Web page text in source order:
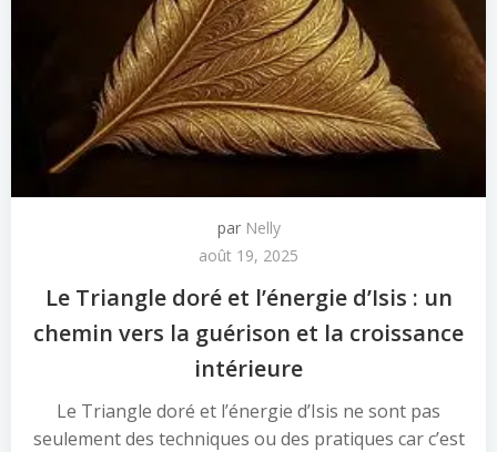
par Nelly
août 19, 2025
Le Triangle doré et l’énergie d’Isis : un
chemin vers la guérison et la croissance
intérieure
Le Triangle doré et l’énergie d’Isis ne sont pas
seulement des techniques ou des pratiques car c’est